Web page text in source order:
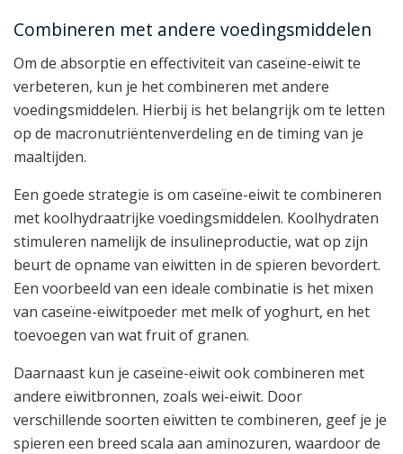
Combineren met andere voedingsmiddelen
Om de absorptie en effectiviteit van caseïne-eiwit te
verbeteren, kun je het combineren met andere
voedingsmiddelen. Hierbij is het belangrijk om te letten
op de macronutriëntenverdeling en de timing van je
maaltijden.
Een goede strategie is om caseïne-eiwit te combineren
met koolhydraatrijke voedingsmiddelen. Koolhydraten
stimuleren namelijk de insulineproductie, wat op zijn
beurt de opname van eiwitten in de spieren bevordert.
Een voorbeeld van een ideale combinatie is het mixen
van caseïne-eiwitpoeder met melk of yoghurt, en het
toevoegen van wat fruit of granen.
Daarnaast kun je caseïne-eiwit ook combineren met
andere eiwitbronnen, zoals wei-eiwit. Door
verschillende soorten eiwitten te combineren, geef je je
spieren een breed scala aan aminozuren, waardoor de